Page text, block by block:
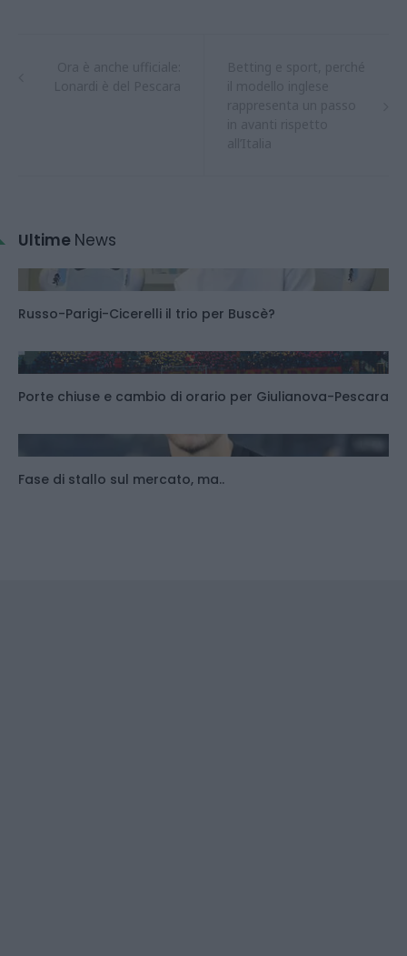
Ultime News
Russo-Parigi-Cicerelli il trio per Buscè?
Porte chiuse e cambio di orario per Giulianova-Pescara
Fase di stallo sul mercato, ma..